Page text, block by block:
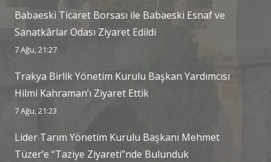
Babaeski Ticaret Borsası ile Babaeski Esnaf ve
Sanatkârlar Odası Ziyaret Edildi
7 Ağu, 21:27
Trakya Birlik Yönetim Kurulu Başkan Yardımcısı
Hilmi Kahraman’ı Ziyaret Ettik
7 Ağu, 21:23
Lider Tarım Yönetim Kurulu Başkanı Mehmet
Tüzer’e “Taziye Ziyareti”nde Bulunduk